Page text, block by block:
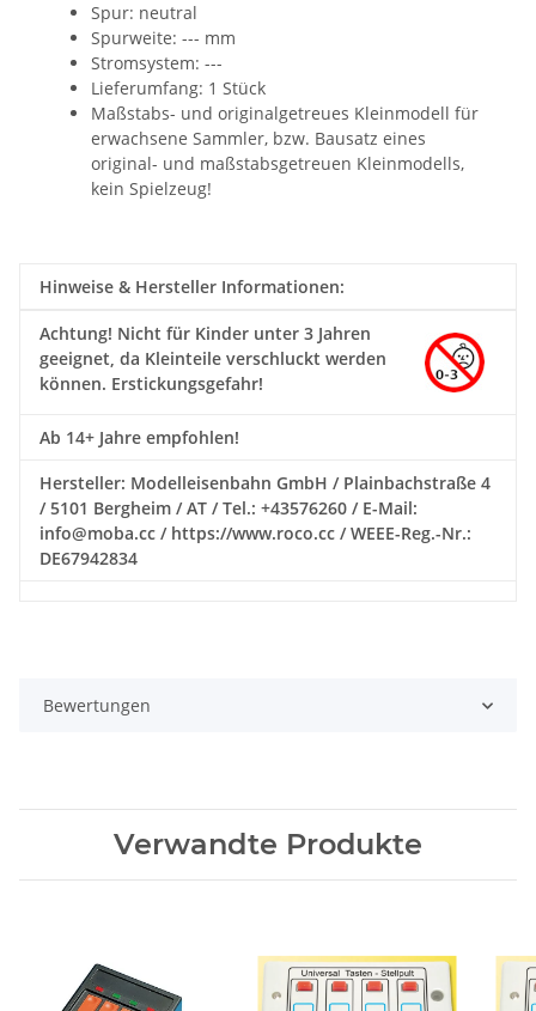
Spur: neutral
Spurweite: --- mm
Stromsystem: ---
Lieferumfang: 1 Stück
Maßstabs- und originalgetreues Kleinmodell für
erwachsene Sammler, bzw. Bausatz eines
original- und maßstabsgetreuen Kleinmodells,
kein Spielzeug!
Hinweise & Hersteller Informationen:
Achtung! Nicht für Kinder unter 3 Jahren
geeignet, da Kleinteile verschluckt werden
können. Erstickungsgefahr!
Ab 14+ Jahre empfohlen!
Hersteller: Modelleisenbahn GmbH / Plainbachstraße 4
/ 5101 Bergheim / AT / Tel.: +43576260 / E-Mail:
info@moba.cc / https://www.roco.cc / WEEE-Reg.-Nr.:
DE67942834
Bewertungen
Verwandte Produkte